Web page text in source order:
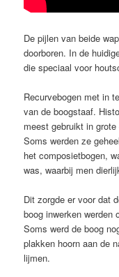
De pijlen van beide
doorboren. In de
die speciaal voor
Recurvebogen met in
van de boogstaaf.
meest gebruikt in
Soms werden ze
het composietbogen,
was, waarbij men
Dit zorgde er voor dat
boog inwerken werden
Soms werd de boog
plakken hoorn aan de
lijmen.